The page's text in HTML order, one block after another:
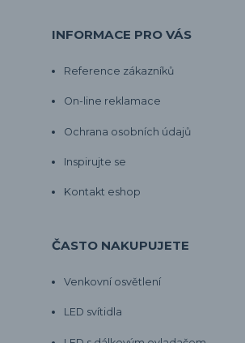
INFORMACE PRO VÁS
Reference zákazníků
On-line reklamace
Ochrana osobních údajů
Inspirujte se
Kontakt eshop
ČASTO NAKUPUJETE
Venkovní osvětlení
LED svítidla